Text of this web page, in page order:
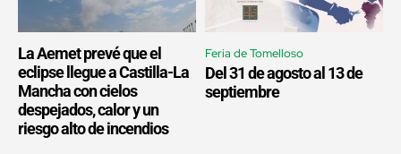
La Aemet prevé que el
eclipse llegue a Castilla-La
Mancha con cielos
despejados, calor y un
riesgo alto de incendios
Feria de Tomelloso
Del 31 de agosto al 13 de
septiembre